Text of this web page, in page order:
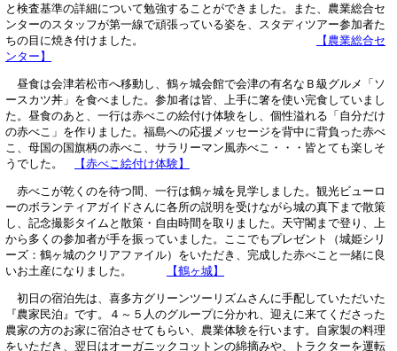
と検査基準の詳細について勉強することができました。また、農業総合セ
ンターのスタッフが第一線で頑張っている姿を、スタディツアー参加者た
ちの目に焼き付けました。
【農業総合セ
ンター】
昼食は会津若松市へ移動し、鶴ヶ城会館で会津の有名なＢ級グルメ「ソ
ースカツ丼」を食べました。参加者は皆、上手に箸を使い完食していまし
た。昼食のあと、一行は赤べこの絵付け体験をし、個性溢れる「自分だけ
の赤べこ」を作りました。福島への応援メッセージを背中に背負った赤べ
こ、母国の国旗柄の赤べこ、サラリーマン風赤べこ・・・皆とても楽しそ
うでした。
【赤べこ絵付け体験】
赤べこが乾くのを待つ間、一行は鶴ヶ城を見学しました。観光ビューロ
ーのボランティアガイドさんに各所の説明を受けながら城の真下まで散策
し、記念撮影タイムと散策・自由時間を取りました。天守閣まで登り、上
から多くの参加者が手を振っていました。ここでもプレゼント（城姫シリ
ーズ：鶴ヶ城のクリアファイル）をいただき、完成した赤べこと一緒に良
いお土産になりました。
【鶴ヶ城】
初日の宿泊先は、喜多方グリーンツーリズムさんに手配していただいた
『農家民泊』です。４～５人のグループに分かれ、迎えに来てくださった
農家の方のお家に宿泊させてもらい、農業体験を行います。自家製の料理
をいただき、翌日はオーガニックコットンの綿摘みや、トラクターを運転